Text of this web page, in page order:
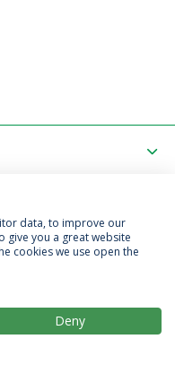
& Condições
Portuguesa
data, to improve our
give you a great website
cookies we use open the
Deny